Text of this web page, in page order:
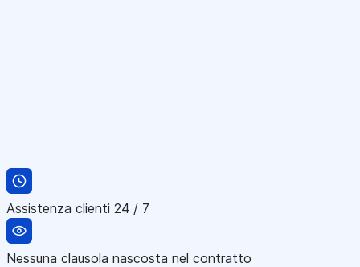
Assistenza clienti 24 / 7
Nessuna clausola nascosta nel contratto